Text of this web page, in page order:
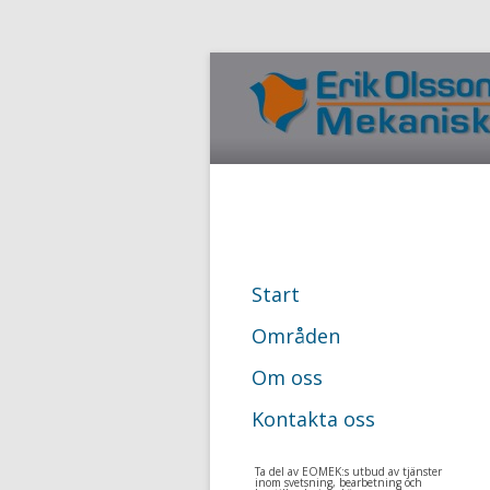
Start
Områden
Om oss
Kontakta oss
Ta del av EOMEK:s utbud av tjänster
inom svetsning, bearbetning och